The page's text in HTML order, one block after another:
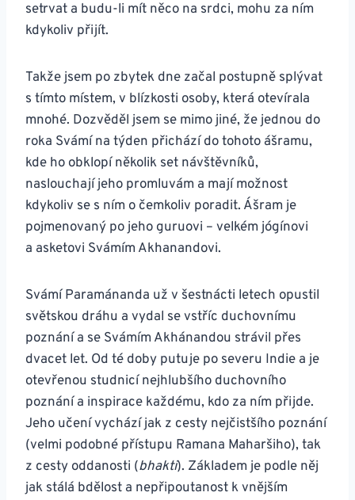
setrvat a budu-li mít něco na srdci, mohu za ním
kdykoliv přijít.
Takže jsem po zbytek dne začal postupně splývat
s tímto místem, v blízkosti osoby, která otevírala
mnohé. Dozvěděl jsem se mimo jiné, že jednou do
roka Svámí na týden přichází do tohoto ášramu,
kde ho obklopí několik set návštěvníků,
naslouchají jeho promluvám a mají možnost
kdykoliv se s ním o čemkoliv poradit. Ášram je
pojmenovaný po jeho guruovi – velkém jógínovi
a asketovi Svámím Akhanandovi.
Svámí Paramánanda už v šestnácti letech opustil
světskou dráhu a vydal se vstříc duchovnímu
poznání a se Svámím Akhánandou strávil přes
dvacet let. Od té doby putuje po severu Indie a je
otevřenou studnicí nejhlubšího duchovního
poznání a inspirace každému, kdo za ním přijde.
Jeho učení vychází jak z cesty nejčistšího poznání
(velmi podobné přístupu Ramana Maharšiho), tak
z cesty oddanosti (bhakti). Základem je podle něj
jak stálá bdělost a nepřipoutanost k vnějším